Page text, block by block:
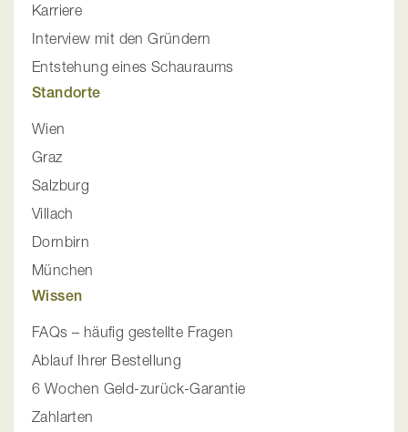
Karriere
Interview mit den Gründern
Entstehung eines Schauraums
Standorte
Wien
Graz
Salzburg
Villach
Dornbirn
München
Wissen
FAQs – häufig gestellte Fragen
Ablauf Ihrer Bestellung
6 Wochen Geld-zurück-Garantie
Zahlarten